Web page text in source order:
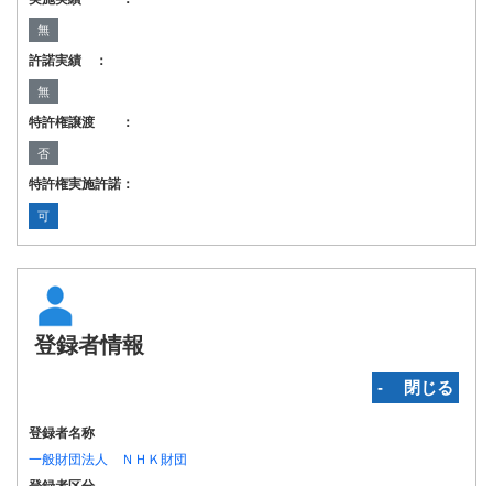
無
許諾実績 ：
無
特許権譲渡 ：
否
特許権実施許諾：
可
登録者情報
‐ 閉じる
登録者名称
一般財団法人 ＮＨＫ財団